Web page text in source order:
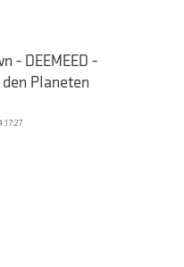
- DEEMEED -
Planeten